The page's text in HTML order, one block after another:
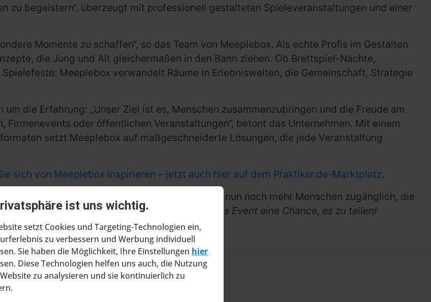
ist uns wichtig.
setzt Cookies und Targeting-Technologien ein,
zu verbessern und Werbung individuell
Sie haben die Möglichkeit, Ihre Einstellungen hier
Diese Technologien helfen uns auch, die Nutzung
zu analysieren und sie kontinuierlich zu
zu begeistern“, überzeugt mit professionell gestalteten Spieleveranstaltungen und einer
Momente zu schaffen“, so das Team von Meeplebox. Als echte Profis im Gestalten
die Jung und Alt gleichermaßen in den Bann ziehen. Ob Brettspiel-Nächte,
Meeplebox verwandelt Räume in Erlebniswelten, die Gemeinschaft, Strategie
die Erfahrung: „Unser Ziel ist es, Menschen zusammenzubringen und die Freude am
Firmenevents oder öffentlichen Veranstaltungen“, betont das Unternehmen. Mit einem
setzt Meeplebox auf maßgeschneiderte Lösungen, die jede Veranstaltung
sich von Meeplebox inspirieren – jetzt auch hier auf dem Praktiker.de-Marktplatz.
seine Reichweite und macht seine Expertise nun noch mehr Menschen zugänglich, die
gilt:Jedes Spiel ist ein Abenteuer – und jedes Event eine Chance, es zu teilen!